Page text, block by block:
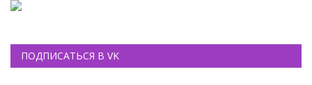
ПОДПИСАТЬСЯ В VK